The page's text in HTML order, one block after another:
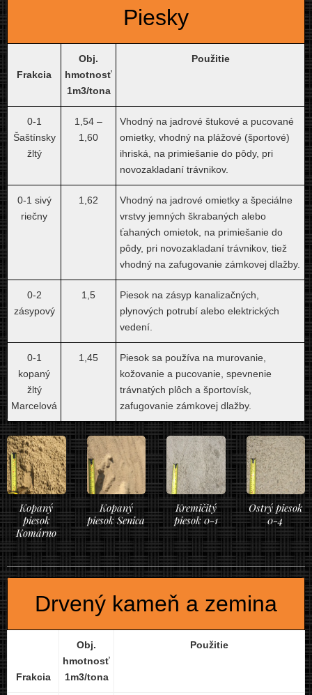
Piesky
Frakcia
Obj.
hmotnosť
1m3/tona
Použitie
0-1
Šaštínsky
žltý
1,54 –
1,60
Vhodný na jadrové štukové a pucované
omietky, vhodný na plážové (športové)
ihriská, na primiešanie do pôdy, pri
novozakladaní trávnikov.
0-1 sivý
riečny
1,62
Vhodný na jadrové omietky a špeciálne
vrstvy jemných škrabaných alebo
ťahaných omietok, na primiešanie do
pôdy, pri novozakladaní trávnikov, tiež
vhodný na zafugovanie zámkovej dlažby.
0-2
zásypový
1,5
Piesok na zásyp kanalizačných,
plynových potrubí alebo elektrických
vedení.
0-1
kopaný
žltý
Marcelová
1,45
Piesok sa používa na murovanie,
kožovanie a pucovanie, spevnenie
trávnatých plôch a športovísk,
zafugovanie zámkovej dlažby.
Kopaný
piesok
Komárno
Kopaný
piesok Senica
Kremičitý
piesok 0-1
Ostrý piesok
0-4
Drvený kameň a zemina
Frakcia
Obj.
hmotnosť
1m3/tona
Použitie